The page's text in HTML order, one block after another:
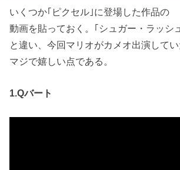
いくつか｢ピクセル｣に登場した作品の
動画を貼っておく。｢シュガー・ラッシ
と違い、今回マリオがカメオ出演して
マジで嬉しい点である。
1.Qバート